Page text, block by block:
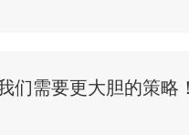
们需要更大胆的策略！